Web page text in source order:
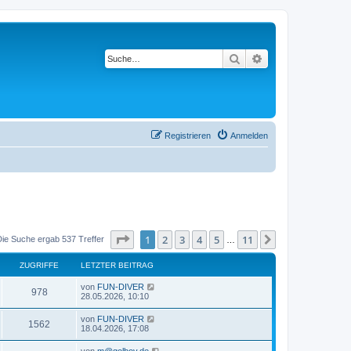
Suche
Anmelden
Registrieren
Suche ergab 537 Treffer Seite von11
1 2 3 4 5 11
ZUGRIFFE LETZTER BEITRAG
978Z
u
L
e
t
e
r
von FUN-DIVER
28.05.2026, 10:10
1562
u
L
e
von FUN-DIVER
18.04.2026, 17:08